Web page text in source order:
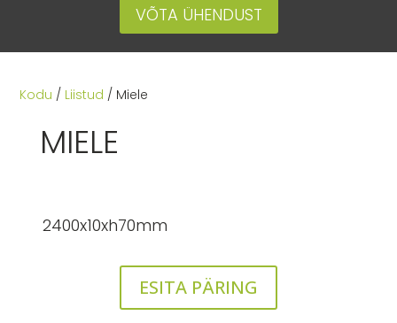
VÕTA ÜHENDUST
Kodu / Liistud / Miele
MIELE
2400x10xh70mm
ESITA PÄRING